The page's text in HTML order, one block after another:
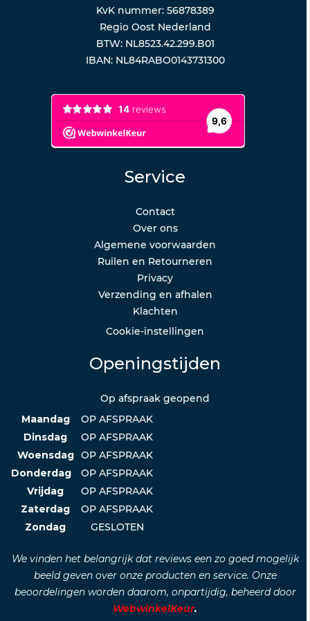
KvK nummer: 56878389
Regio Oost Nederland
BTW: NL8523.42.299.B01
IBAN: NL84RABO0143731300
Service
Contact
Over ons
Algemene voorwaarden
Ruilen en Retourneren
Privacy
Verzending en afhalen
Klachten
Cookie-instellingen
Openingstijden
Op afspraak geopend
Maandag
OP AFSPRAAK
Dinsdag
OP AFSPRAAK
Woensdag OP AFSPRAAK
Donderdag
OP AFSPRAAK
Vrijdag
OP AFSPRAAK
Zaterdag
OP AFSPRAAK
Zondag
GESLOTEN
We vinden het belangrijk dat reviews een zo goed mogelijk
beeld geven over onze producten en service. Onze
beoordelingen worden daarom, onpartijdig, beheerd door
WebwinkelKeur.